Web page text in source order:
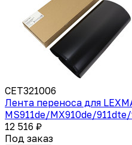
CET321006
Лента переноса для
MS911de/MX910de/
12 516 ₽
Под заказ